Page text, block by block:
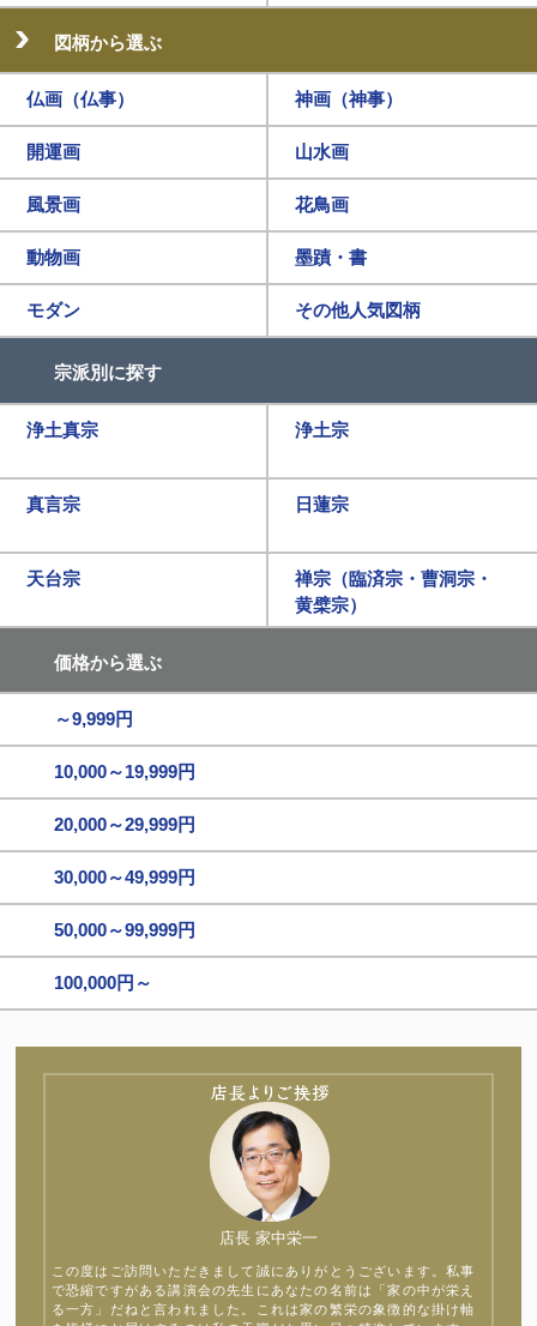
図柄から選ぶ
仏画（仏事） 神画（神事）
開運画 山水画
風景画 花鳥画
動物画 墨蹟・書
モダン その他人気図柄
宗派別に探す
浄土真宗 浄土宗
真言宗 日蓮宗
天台宗
禅宗（臨済宗・曹洞宗・
黄檗宗）
価格から選ぶ
～9,999円
10,000～19,999円
20,000～29,999円
30,000～49,999円
50,000～99,999円
100,000円～
店長 家中栄一
この度はご訪問いただきまして誠にありがとうございます。私事
で恐縮ですがある講演会の先生にあなたの名前は「家の中が栄え
る一方」だねと言われました。これは家の繁栄の象徴的な掛け軸